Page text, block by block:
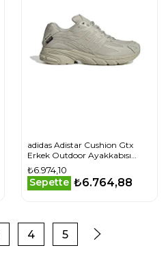
adidas Adistar Cushion Gtx
Erkek Outdoor Ayakkabısı
IG6928 Bej
₺6.974,10
Sepette ₺6.764,88
4 5